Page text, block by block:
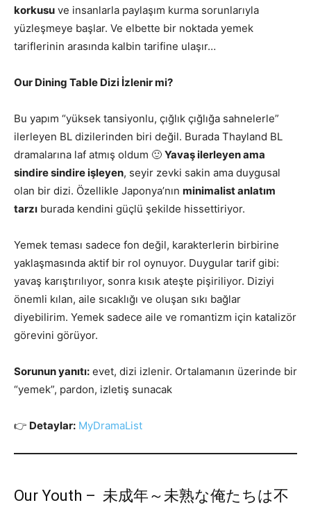
korkusu ve insanlarla paylaşım kurma sorunlarıyla
yüzleşmeye başlar. Ve elbette bir noktada yemek
tariflerinin arasında kalbin tarifine ulaşır…
Our Dining Table Dizi İzlenir mi?
Bu yapım “yüksek tansiyonlu, çığlık çığlığa sahnelerle”
ilerleyen BL dizilerinden biri değil. Burada Thayland BL
dramalarına laf atmış oldum 🙂 Yavaş ilerleyen ama
sindire sindire işleyen, seyir zevki sakin ama duygusal
olan bir dizi. Özellikle Japonya’nın minimalist anlatım
tarzı burada kendini güçlü şekilde hissettiriyor.
Yemek teması sadece fon değil, karakterlerin birbirine
yaklaşmasında aktif bir rol oynuyor. Duygular tarif gibi:
yavaş karıştırılıyor, sonra kısık ateşte pişiriliyor. Diziyi
önemli kılan, aile sıcaklığı ve oluşan sıkı bağlar
diyebilirim. Yemek sadece aile ve romantizm için katalizör
görevini görüyor.
Sorunun yanıtı: evet, dizi izlenir. Ortalamanın üzerinde bir
“yemek”, pardon, izletiş sunacak
👉 Detaylar: MyDramaList
Our Youth – 未成年～未熟な俺たちは不